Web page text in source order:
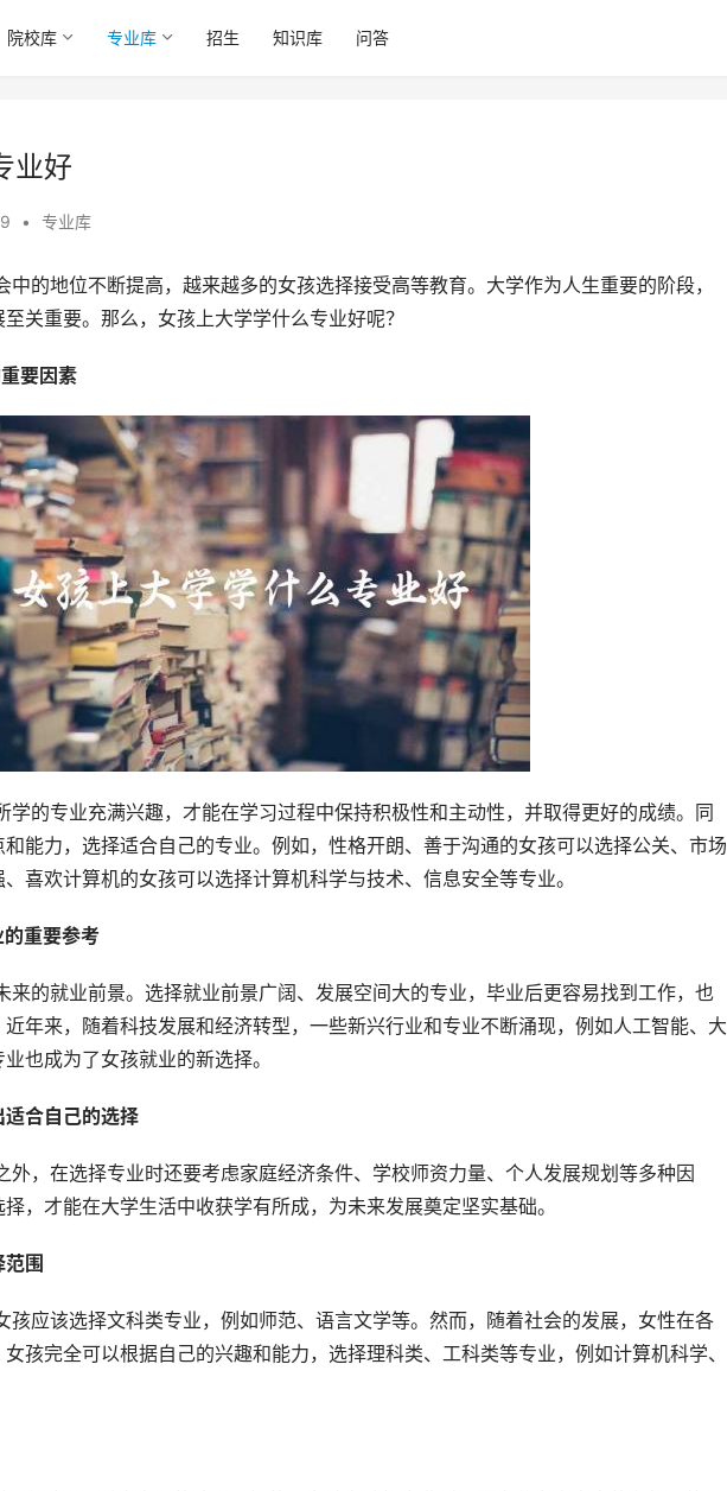
院校库 专业库 招生 知识库 问答
业好
• 专业库
关重要。那么，女孩上大学学什么专业好呢？
重要因素
能力，选择适合自己的专业。例如，性格开朗、善于沟通的女孩可以选择公关、市场
喜欢计算机的女孩可以选择计算机科学与技术、信息安全等专业。
的重要参考
年来，随着科技发展和经济转型，一些新兴行业和专业不断涌现，例如人工智能、大
也成为了女孩就业的新选择。
适合自己的选择
，才能在大学生活中收获学有所成，为未来发展奠定坚实基础。
范围
孩完全可以根据自己的兴趣和能力，选择理科类、工科类等专业，例如计算机科学、